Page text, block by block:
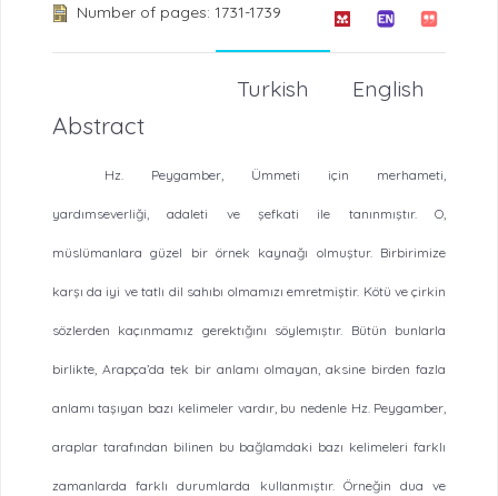
Number of pages: 1731-1739
English
Turkish
Abstract
Hz. Peygamber, Ümmeti için merhameti,
yardımseverliği, adaleti ve şefkati ile tanınmıştır. O,
müslümanlara güzel bir örnek kaynağı olmuştur. Birbirimize
karşı da iyi ve tatlı dil sahıbı olmamızı emretmiştir. Kötü ve çirkin
sözlerden kaçınmamız gerektığını söylemıştır. Bütün bunlarla
birlikte, Arapça’da tek bir anlamı olmayan, aksine birden fazla
anlamı taşıyan bazı kelimeler vardır, bu nedenle Hz. Peygamber,
araplar tarafından bilinen bu bağlamdaki bazı kelimeleri farklı
zamanlarda farklı durumlarda kullanmıştır. Örneğin dua ve